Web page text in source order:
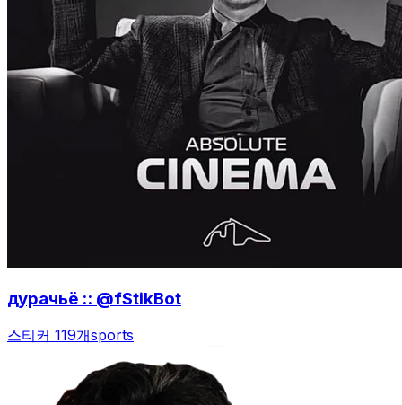
дурачьё :: @fStikBot
스티커 119개sports